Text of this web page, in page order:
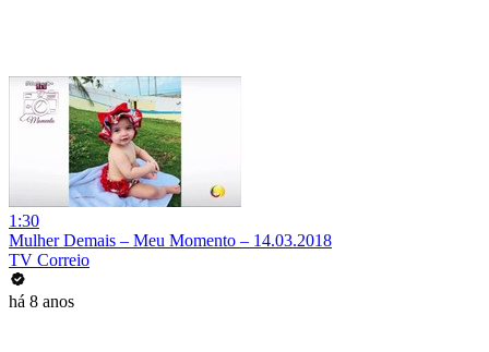
1:30
Mulher Demais – Meu Momento – 14.03.2018
TV Correio
há 8 anos